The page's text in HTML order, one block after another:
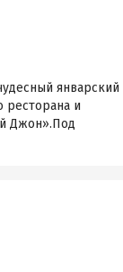
январский
ресторана и
Джон».Под